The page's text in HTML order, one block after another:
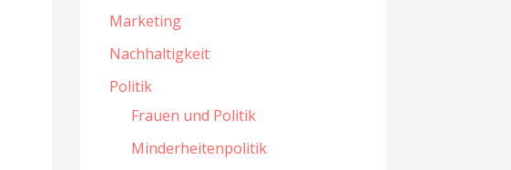
Marketing
Nachhaltigkeit
Politik
Frauen und Politik
Minderheitenpolitik